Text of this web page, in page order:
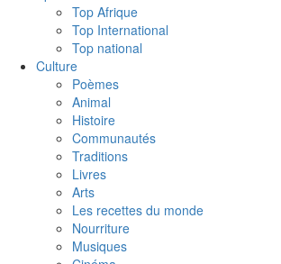
Top Afrique
Top International
Top national
Culture
Poèmes
Animal
Histoire
Communautés
Traditions
Livres
Arts
Les recettes du monde
Nourriture
Musiques